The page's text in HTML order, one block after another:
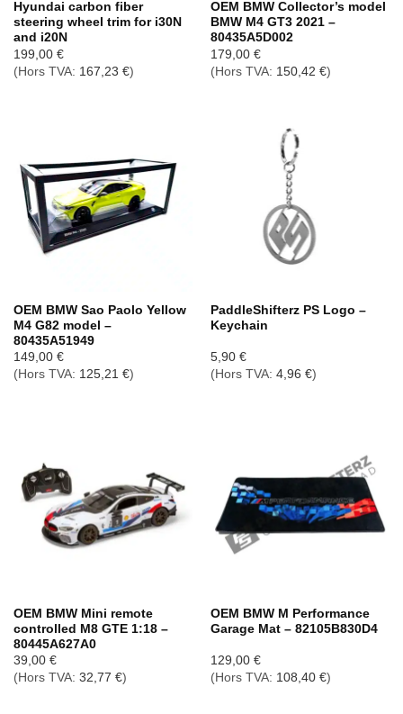
Hyundai carbon fiber
steering wheel trim for i30N
and i20N
199,00 €
(Hors TVA: 167,23 €)
OEM BMW Collector’s model
BMW M4 GT3 2021 –
80435A5D002
179,00 €
(Hors TVA: 150,42 €)
OEM BMW Sao Paolo Yellow
M4 G82 model –
80435A51949
149,00 €
(Hors TVA: 125,21 €)
PaddleShifterz PS Logo –
Keychain
5,90 €
(Hors TVA: 4,96 €)
OEM BMW Mini remote
controlled M8 GTE 1:18 –
80445A627A0
39,00 €
(Hors TVA: 32,77 €)
OEM BMW M Performance
Garage Mat – 82105B830D4
129,00 €
(Hors TVA: 108,40 €)